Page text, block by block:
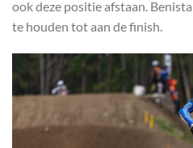
ook deze positie afstaan.
te houden tot aan de finish.